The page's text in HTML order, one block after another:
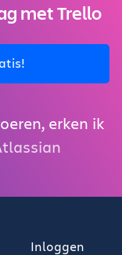
met Trello
erken ik
Inloggen